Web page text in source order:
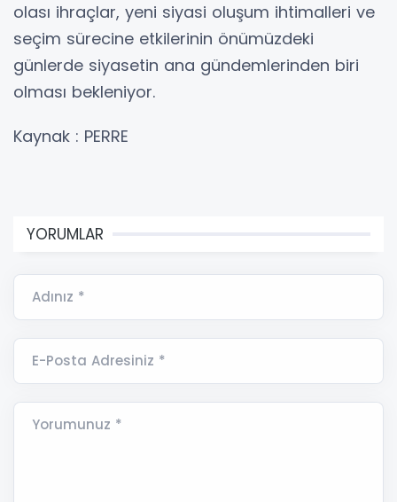
olası ihraçlar, yeni siyasi oluşum ihtimalleri ve
seçim sürecine etkilerinin önümüzdeki
günlerde siyasetin ana gündemlerinden biri
olması bekleniyor.
Kaynak : PERRE
YORUMLAR
Adınız *
E-Posta Adresiniz *
Yorumunuz *